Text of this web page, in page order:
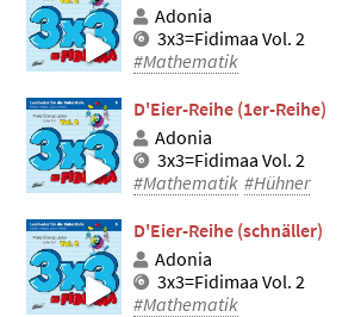
Adonia
3x3=Fidimaa Vol. 2
#Mathematik
D'Eier-Reihe (1er-Reihe)
Adonia
3x3=Fidimaa Vol. 2
#Mathematik #Hühner
D'Eier-Reihe (schnäller)
Adonia
3x3=Fidimaa Vol. 2
#Mathematik